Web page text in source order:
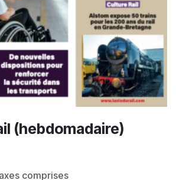
(hebdomadaire)
comprises